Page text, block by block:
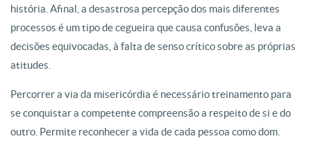
história. Afinal, a desastrosa percepção dos mais diferentes
processos é um tipo de cegueira que causa confusões, leva a
decisões equivocadas, à falta de senso crítico sobre as próprias
atitudes.
Percorrer a via da misericórdia é necessário treinamento para
se conquistar a competente compreensão a respeito de si e do
outro. Permite reconhecer a vida de cada pessoa como dom.